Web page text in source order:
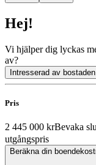
Hej!
Vi hjälper dig lyckas
av?
Intresserad av bostaden
Pris
2 445 000 krBevaka
utgångspris
Beräkna din